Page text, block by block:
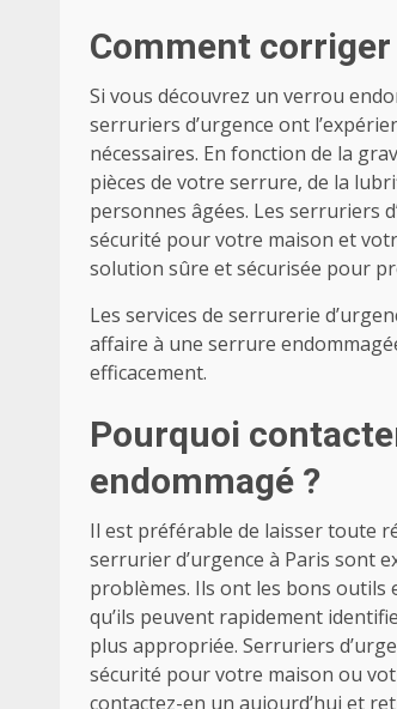
Comment corriger
Si vous découvrez un verrou
serruriers d’urgence ont
nécessaires. En fonction de la
pièces de votre serrure, de la
personnes âgées. Les serruriers
sécurité pour votre maison et
solution sûre et sécurisée pour
Les services de serrurerie
affaire à une serrure
efficacement.
Pourquoi
endommagé ?
Il est préférable de laisser toute
serrurier d’urgence à Paris sont
problèmes. Ils ont les bons outils
qu’ils peuvent rapidement
plus appropriée. Serruriers
sécurité pour votre maison ou
contactez-en un aujourd’hui et